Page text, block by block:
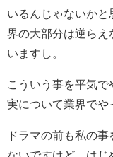
いるんじゃないか
界の大部分は逆らえ
いますし。
こういう事を平気
実について業界でや
ドラマの前も私の
ないですけど、は